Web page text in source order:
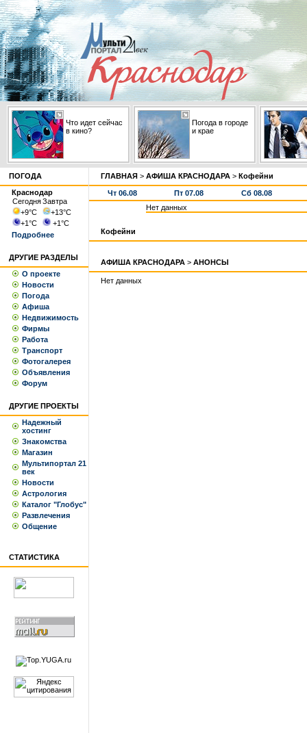
Что идет сейчас
в кино?
Погода в городе
и крае
ПОГОДА
Краснодар
СегодняЗавтра
+9°С +13°С
+1°С +1°С
Подробнее
ДРУГИЕ РАЗДЕЛЫ
О проекте
Новости
Погода
Афиша
Недвижимость
Фирмы
Работа
Транспорт
Фотогалерея
Объявления
Форум
ДРУГИЕ ПРОЕКТЫ
Надежный
хостинг
Знакомства
Магазин
Мультипортал 21
век
Новости
Астрология
Каталог "Глобус"
Развлечения
Общение
СТАТИСТИКА
ГЛАВНАЯ > АФИША КРАСНОДАРА > Кофейни
Чт 06.08 Пт 07.08
Сб 08.08
Нет данных
Кофейни
АФИША КРАСНОДАРА > АНОНСЫ
Нет данных